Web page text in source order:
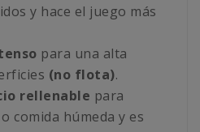
y hace el juego más
para una alta
(no flota).
rellenable para
comida húmeda y es